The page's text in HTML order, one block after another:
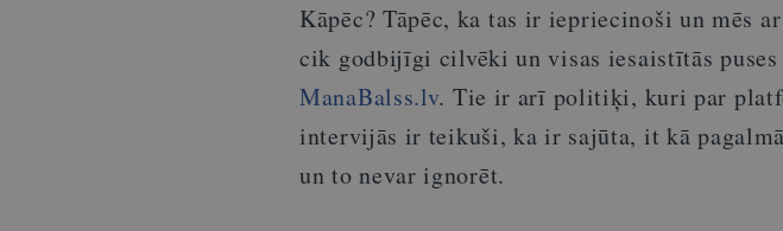
Kāpēc? Tāpēc, ka tas ir iepriecinoši un mēs
cik godbijīgi cilvēki un visas iesaistītās
ManaBalss.lv. Tie ir arī politiķi, kuri par
intervijās ir teikuši, ka ir sajūta, it kā
un to nevar ignorēt.